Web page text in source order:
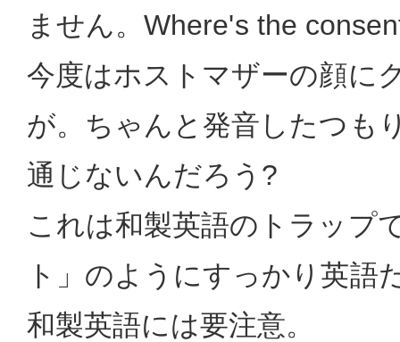
ません。Where's the
今度はホストマザーの顔に
が。ちゃんと発音したつも
通じないんだろう?
これは和製英語のトラップ
ト」のようにすっかり英語
和製英語には要注意。